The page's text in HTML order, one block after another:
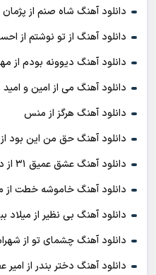
دانلود آهنگ شاه صنم از پژمان
دانلود آهنگ از تو نوشتم از
دانلود آهنگ دیوونه بودم از
دانلود آهنگ می از امین و امید
دانلود آهنگ هرگز از منس
دانلود آهنگ حق من این بود
دانلود آهنگ عشق عمیق ۳۱ از دی جی شاهین
دانلود آهنگ خاموشه خطت از
دانلود آهنگ بی نظیر از میلاد
دانلود آهنگ چشمای تو از
دانلود آهنگ دختر بندر از امیر